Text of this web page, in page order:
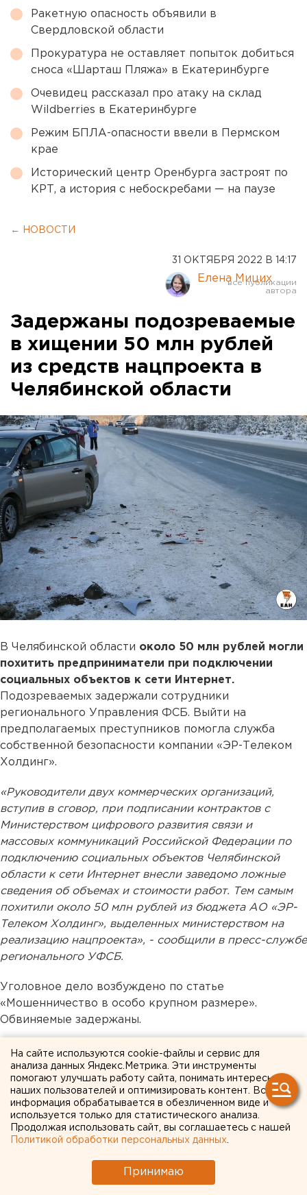
Ракетную опасность объявили в
Свердловской области
Прокуратура не оставляет попыток добиться
сноса «Шарташ Пляжа» в Екатеринбурге
Очевидец рассказал про атаку на склад
Wildberries в Екатеринбурге
Режим БПЛА-опасности ввели в Пермском
крае
Исторический центр Оренбурга застроят по
КРТ, а история с небоскребами — на паузе
← НОВОСТИ
31 ОКТЯБРЯ 2022 В 14:17
Елена Мицих
Задержаны подозреваемые
в хищении 50 млн рублей
из средств нацпроекта в
Челябинской области
В Челябинской области около 50 млн рублей могли
похитить предприниматели при подключении
социальных объектов к сети Интернет.
Подозреваемых задержали сотрудники
регионального Управления ФСБ. Выйти на
предполагаемых преступников помогла служба
собственной безопасности компании «ЭР-Телеком
Холдинг».
«Руководители двух коммерческих организаций,
вступив в сговор, при подписании контрактов с
Министерством цифрового развития связи и
массовых коммуникаций Российской Федерации по
подключению социальных объектов Челябинской
области к сети Интернет внесли заведомо ложные
сведения об объемах и стоимости работ. Тем самым
похитили около 50 млн рублей из бюджета АО «ЭР-
Телеком Холдинг», выделенных министерством на
реализацию нацпроекта», - сообщили в пресс-службе
регионального УФСБ.
Уголовное дело возбуждено по статье
«Мошенничество в особо крупном размере».
Обвиняемые задержаны.
На сайте используются cookie-файлы и сервис для
анализа данных Яндекс.Метрика. Эти инструменты
помогают улучшать работу сайта, понимать интересы
наших пользователей и оптимизировать контент. Вся
информация обрабатывается в обезличенном виде и
используется только для статистического анализа.
Продолжая использовать сайт, вы соглашаетесь с нашей
Политикой обработки персональных данных
Принимаю